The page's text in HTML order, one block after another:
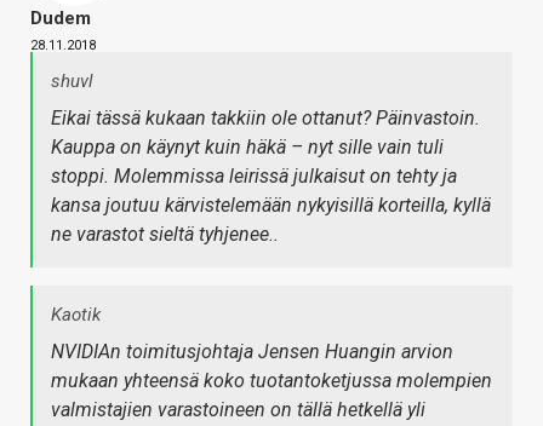
Dudem
28.11.2018
shuvl
Eikai tässä kukaan takkiin ole ottanut? Päinvastoin.
Kauppa on käynyt kuin häkä – nyt sille vain tuli
stoppi. Molemmissa leirissä julkaisut on tehty ja
kansa joutuu kärvistelemään nykyisillä korteilla, kyllä
ne varastot sieltä tyhjenee..
Kaotik
NVIDIAn toimitusjohtaja Jensen Huangin arvion
mukaan yhteensä koko tuotantoketjussa molempien
valmistajien varastoineen on tällä hetkellä yli